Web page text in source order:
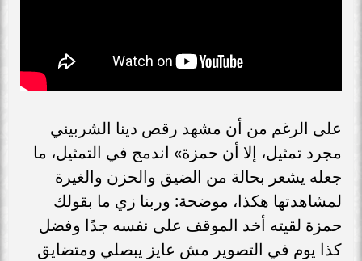
على الرغم من أن مشهد رقص دينا الشربيني
مجرد تمثيل، إلا أن حمزة» اندمج في التمثيل، ما
جعله يشعر بحالة من الضيق والحزن والغيرة
لمشاهدتها هكذا، موضحة: وربنا زي ما بقولك
حمزة لقيته أخد الموقف على نفسه جدًا وفضل
كذا يوم في التصوير مش عايز يبصلي ومتضايق